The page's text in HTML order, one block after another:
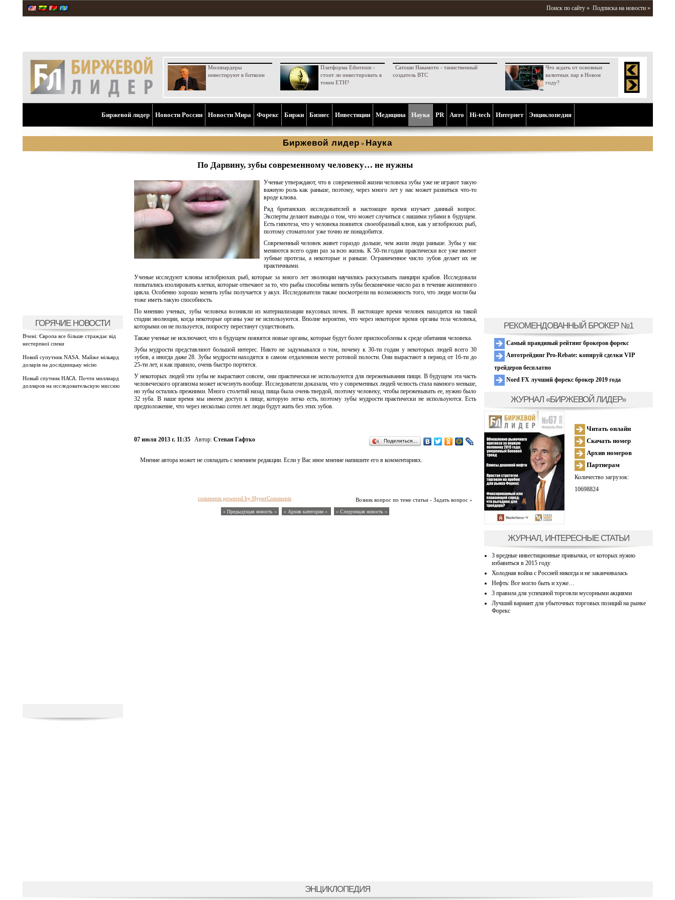
Поиск по сайту » Подписка на новости »
Миллиардеры
инвестируют в биткоин
Платформа Ethereum -
стоит ли инвестировать в
токен ETH?
Сатоши Накамото - таинственный
создатель BTC
Что ждать от основных
валютных пар в Новом
году?
Биржевой лидер Новости России Новости Мира Форекс Биржи Бизнес Инвестиции Медицина Наука PR Aвто Hi-tech Интернет Энциклопедия
Биржевой лидер » Наука
ГОРЯЧИЕ НОВОСТИ
Вчені: Європа все більше страждає від
нестерпної спеки
Новий супутник NASA. Майже мільярд
доларів на дослідницьку місію
Новый спутник НАСА. Почти миллиард
долларов на исследовательскую миссию
По Дарвину, зубы современному человеку… не нужны
Ученые утверждают, что в современной жизни человека зубы уже не играют такую
важную роль как раньше, поэтому, через много лет у нас может развиться что-то
вроде клюва.
Ряд британских исследователей в настоящее время изучает данный вопрос.
Эксперты делают выводы о том, что может случиться с нашими зубами в будущем.
Есть гипотеза, что у человека появится своеобразный клюв, как у иглобрюхих рыб,
поэтому стоматолог уже точно не понадобится.
Современный человек живет гораздо дольше, чем жили люди раньше. Зубы у нас
меняются всего один раз за всю жизнь. К 50-ти годам практически все уже имеют
зубные протезы, а некоторые и раньше. Ограниченное число зубов делает их не
практичными.
Ученые исследуют клювы иглобрюхих рыб, которые за много лет эволюции научились раскусывать панцири крабов. Исследовали
попытались изолировать клетки, которые отвечают за то, что рыбы способны менять зубы бесконечное число раз в течение жизненного
цикла. Особенно хорошо менять зубы получается у акул. Исследователи также посмотрели на возможность того, что люди могли бы
тоже иметь такую способность.
По мнению ученых, зубы человека возникли из материализации вкусовых почек. В настоящее время человек находится на такой
стадии эволюции, когда некоторые органы уже не используются. Вполне вероятно, что через некоторое время органы тела человека,
которыми он не пользуется, попросту перестанут существовать.
Также ученые не исключают, что в будущем появятся новые органы, которые будут более приспособлены к среде обитания человека.
Зубы мудрости представляют большой интерес. Никто не задумывался о том, почему к 30-ти годам у некоторых людей всего 30
зубов, а иногда даже 28. Зубы мудрости находятся в самом отдаленном месте ротовой полости. Они вырастают в период от 16-ти до
25-ти лет, и как правило, очень быстро портятся.
У некоторых людей эти зубы не вырастают совсем, они практически не используются для пережевывания пищи. В будущем эта часть
человеческого организма может исчезнуть вообще. Исследователи доказали, что у современных людей челюсть стала намного меньше,
но зубы остались прежними. Много столетий назад пища была очень твердой, поэтому человеку, чтобы пережевывать ее, нужно было
32 зуба. В наше время мы имеем доступ к пище, которую легко есть, поэтому зубы мудрости практически не используются. Есть
предположение, что через несколько сотен лет люди будут жить без этих зубов.
07 июля 2013 г. 11:35 Автор: Степан Гафтко Поделиться…
Мнение автора может не совпадать с мнением редакции. Если у Вас иное мнение напишите его в комментариях.
Возник вопрос по теме статьи - Задать вопрос »
comments powered by HyperComments
« Предыдущая новость « » Архив категории « » Следующая новость »
РЕКОМЕНДОВАННЫЙ БРОКЕР №1
Самый правдивый рейтинг брокеров форекс
Автотрейдинг Pro-Rebate: копируй сделки VIP
трейдеров бесплатно
Nord FX лучший форекс брокер 2019 года
ЖУРНАЛ «БИРЖЕВОЙ ЛИДЕР»
Читать онлайн
Скачать номер
Архив номеров
Партнерам
Количество загрузок:
10698824
ЖУРНАЛ, ИНТЕРЕСНЫЕ СТАТЬИ
3 вредные инвестиционные привычки, от которых нужно
избавиться в 2015 году
Холодная война с Россией никогда и не заканчивалась
Нефть: Все могло быть и хуже…
3 правила для успешной торговли мусорными акциями
Лучший вариант для убыточных торговых позиций на рынке
Форекс
ЭНЦИКЛОПЕДИЯ